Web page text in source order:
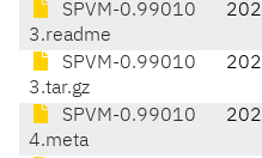
SPVM-0.99010
3.readme
SPVM-0.99010
3.tar.gz
SPVM-0.99010
4.meta